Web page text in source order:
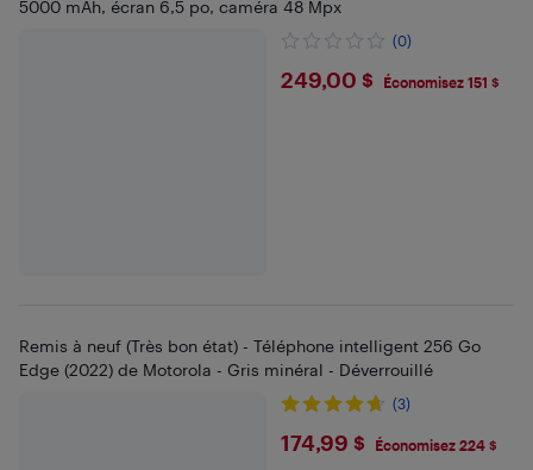
5000 mAh, écran 6,5 po, caméra 48 Mpx
(0)
$249
249,00 $ Économisez 151 $
Remis à neuf (Très bon état) - Téléphone intelligent 256 Go
Edge (2022) de Motorola - Gris minéral - Déverrouillé
(3)
$174.99
174,99 $ Économisez 224 $